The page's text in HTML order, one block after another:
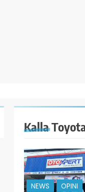
Kalla
NEWS
OPINI